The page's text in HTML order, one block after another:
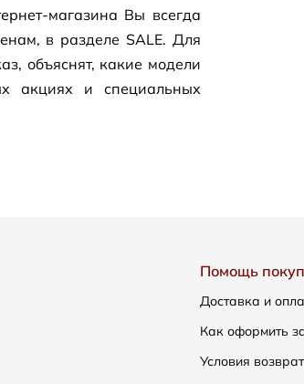
магазина Вы всегда
в разделе SALE. Для
объяснят, какие модели
акциях и специальных
Помощь
Доставка и
Как оформить
Условия